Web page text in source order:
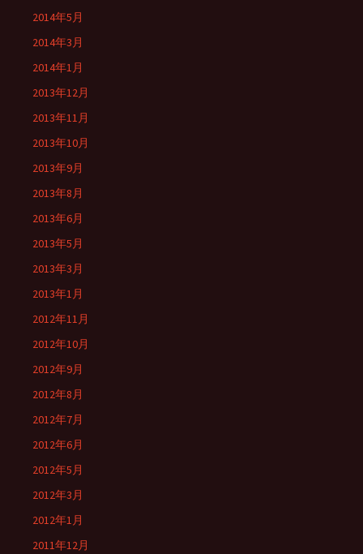
2014年5月
2014年3月
2014年1月
2013年12月
2013年11月
2013年10月
2013年9月
2013年8月
2013年6月
2013年5月
2013年3月
2013年1月
2012年11月
2012年10月
2012年9月
2012年8月
2012年7月
2012年6月
2012年5月
2012年3月
2012年1月
2011年12月